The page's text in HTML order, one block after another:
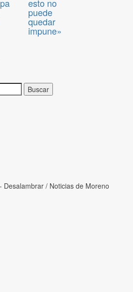
esto no
puede
quedar
impune»
- Desalambrar / Noticias de Moreno